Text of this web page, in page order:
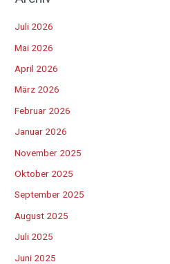
Juli 2026
Mai 2026
April 2026
März 2026
Februar 2026
Januar 2026
November 2025
Oktober 2025
September 2025
August 2025
Juli 2025
Juni 2025